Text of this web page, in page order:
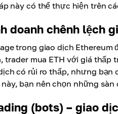
này có thể thực hiện trên
doanh chênh lệch
trong giao dịch Ethereum
trader mua ETH với giá
có rủi ro thấp, nhưng bạn
bạn nên chọn những
(bots) – giao